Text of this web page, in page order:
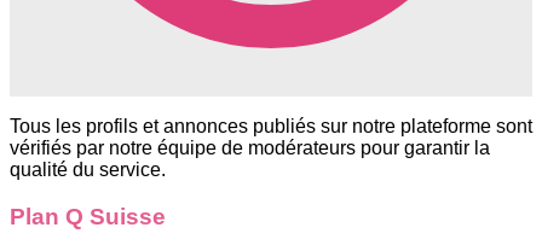
Tous les profils et annonces publiés sur notre plateforme sont
vérifiés par notre équipe de modérateurs pour garantir la
qualité du service.
Plan Q Suisse